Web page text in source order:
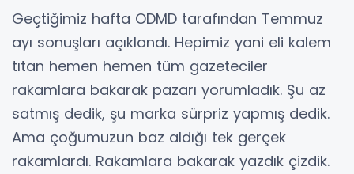
Geçtiğimiz hafta ODMD tarafından Temmuz
ayı sonuşları açıklandı. Hepimiz yani eli kalem
tıtan hemen hemen tüm gazeteciler
rakamlara bakarak pazarı yorumladık. Şu az
satmış dedik, şu marka sürpriz yapmış dedik.
Ama çoğumuzun baz aldığı tek gerçek
rakamlardı. Rakamlara bakarak yazdık çizdik.